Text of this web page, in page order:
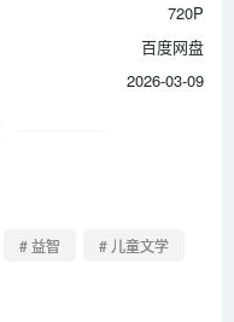
720P
百度网盘
2026-03-09
# 益智
# 儿童文学